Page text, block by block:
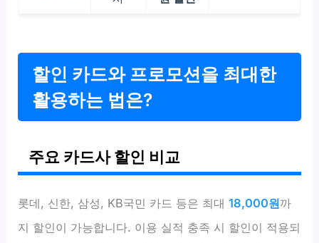
할인 카드와 프로모션을 최대한
활용하는 법은?
주요 카드사 할인 비교
롯데, 신한, 삼성, KB국민 카드 등은 최대18,000원까
지 할인이 가능합니다. 이용 실적 충족 시 할인이 적용되